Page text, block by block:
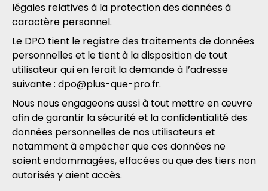
légales relatives à la protection des données à
caractère personnel.
Le DPO tient le registre des traitements de données
personnelles et le tient à la disposition de tout
utilisateur qui en ferait la demande à l’adresse
suivante : dpo@plus-que-pro.fr.
Nous nous engageons aussi à tout mettre en œuvre
afin de garantir la sécurité et la confidentialité des
données personnelles de nos utilisateurs et
notamment à empêcher que ces données ne
soient endommagées, effacées ou que des tiers non
autorisés y aient accès.